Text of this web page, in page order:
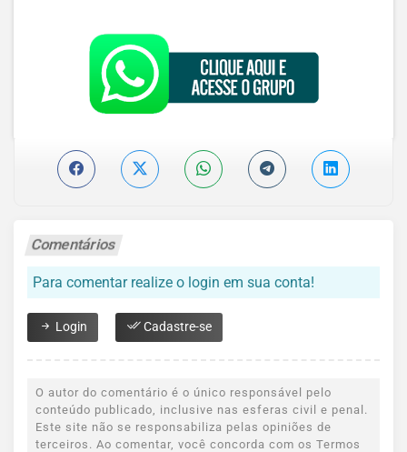
Comentários
Para comentar realize o login em sua conta!
Login Cadastre-se
O autor do comentário é o único responsável pelo
conteúdo publicado, inclusive nas esferas civil e penal.
Este site não se responsabiliza pelas opiniões de
terceiros. Ao comentar, você concorda com os Termos